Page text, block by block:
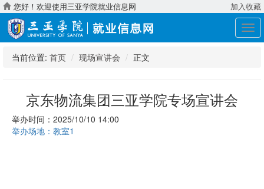
您好！欢迎使用三亚学院就业信息网 加入收藏
展
开
当前位置: 首页 现场宣讲会 正文
京东物流集团三亚学院专场宣讲会
举办时间：2025/10/10 14:00
举办场地：教室1